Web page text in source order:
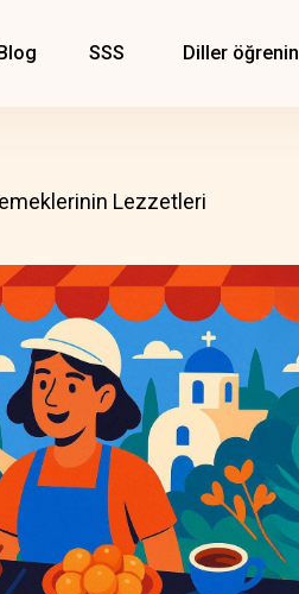
SSS Diller öğrenin
Lezzetleri